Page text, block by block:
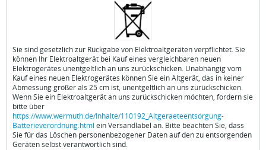
Sie sind gesetzlich zur Rückgabe von Elektroaltgeräten verpflichtet. Sie
können Ihr Elektroaltgerät bei Kauf eines vergleichbaren neuen
Elektrogerätes unentgeltlich an uns zurückschicken. Unabhängig vom
Kauf eines neuen Elektrogerätes können Sie ein Altgerät, das in keiner
Abmessung größer als 25 cm ist, unentgeltlich an uns zurückschicken.
Wenn Sie ein Elektroaltgerät an uns zurückschicken möchten, fordern sie
bitte über
https://www.wermuth.de/Inhalte/110192_Altgeraeteentsorgung-
Batterieverordnung.html ein Versandlabel an. Bitte beachten Sie, dass
Sie für das Löschen personenbezogener Daten auf den zu entsorgenden
Geräten selbst verantwortlich sind.